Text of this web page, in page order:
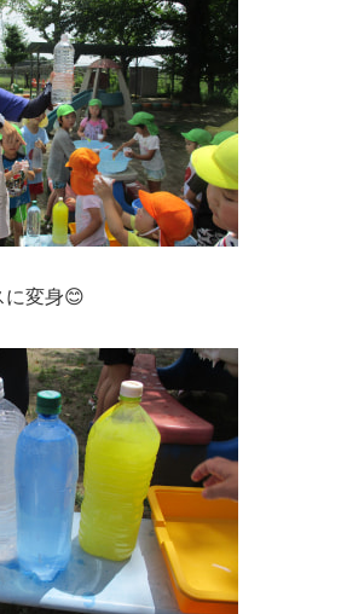
に変身😊